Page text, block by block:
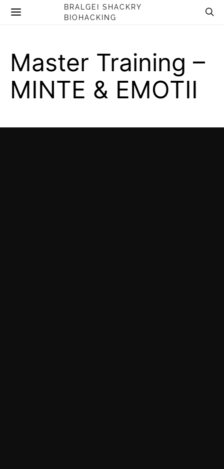
BRALGEI SHACKRY
BIOHACKING
Master Training –
MINTE & EMOTII